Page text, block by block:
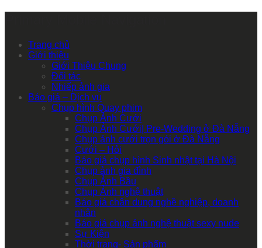
Trang chủ
Giới thiệu
Giới Thiệu Chung
Đối tác
Nhiếp ảnh gia
Báo giá – Dịch vụ
Chụp hình Quay phim
Chụp Ảnh Cưới
Chụp Ảnh Cưới| Pre-Wedding ở Đà Nẵng
Chụp ảnh cưới trọn gói ở Đà Nẵng
Cưới – Hỏi
Báo giá chụp hình Sinh nhật tại Hà Nội
Chụp ảnh gia đình
Chụp Ảnh Bầu
Chụp Ảnh nghệ thuật
Báo giá chân dung nghề nghiệp, doanh
nhân
Báo giá chụp ảnh nghệ thuật sexy nude
Sự Kiện
Thời trang- Sản phẩm